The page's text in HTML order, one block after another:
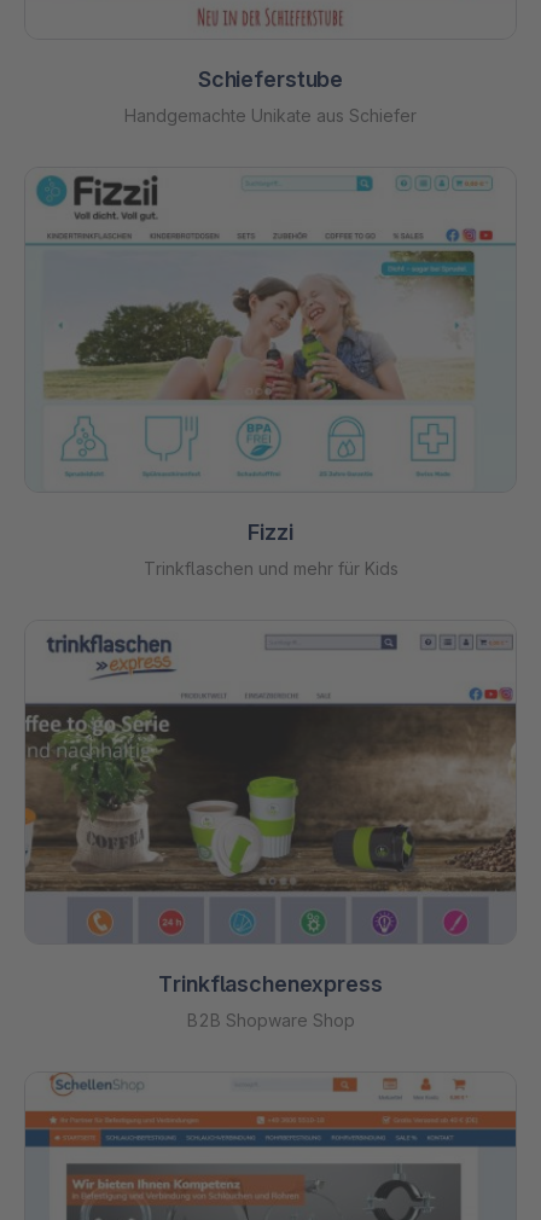
Schieferstube
Handgemachte Unikate aus Schiefer
Fizzi
Trinkflaschen und mehr für Kids
Trinkflaschenexpress
B2B Shopware Shop